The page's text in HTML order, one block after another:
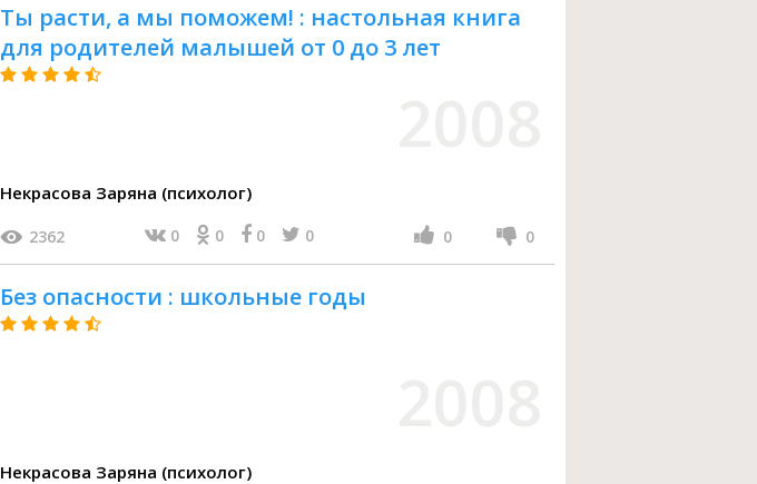
Ты расти, а мы поможем! : настольная книга
для родителей малышей от 0 до 3 лет
Некрасова Заряна (психолог)
2362 0 0 0 0 0 0
Без опасности : школьные годы
Некрасова Заряна (психолог)